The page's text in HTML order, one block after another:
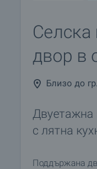
двор в
Близо до
Двуетажна
с лятна
Поддържана